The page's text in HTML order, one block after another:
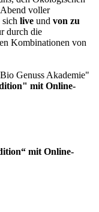
voller
live und von zu
durch die
Kombinationen von
Genuss Akademie"
mit Online-
mit Online-